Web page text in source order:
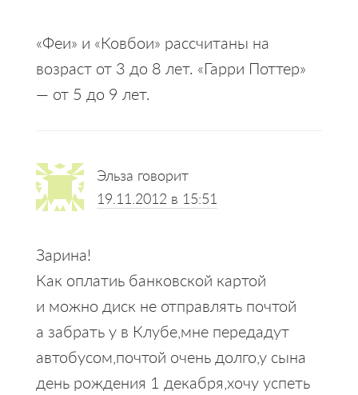
«Феи» и «Ковбои» рассчитаны на
возраст от 3 до 8 лет. «Гарри Поттер»
— от 5 до 9 лет.
Эльза говорит
19.11.2012 в 15:51
Зарина!
Как оплатиь банковской картой
и можно диск не отправлять почтой
а забрать у в Клубе,мне передадут
автобусом,почтой очень долго,у сына
день рождения 1 декабря,хочу успеть